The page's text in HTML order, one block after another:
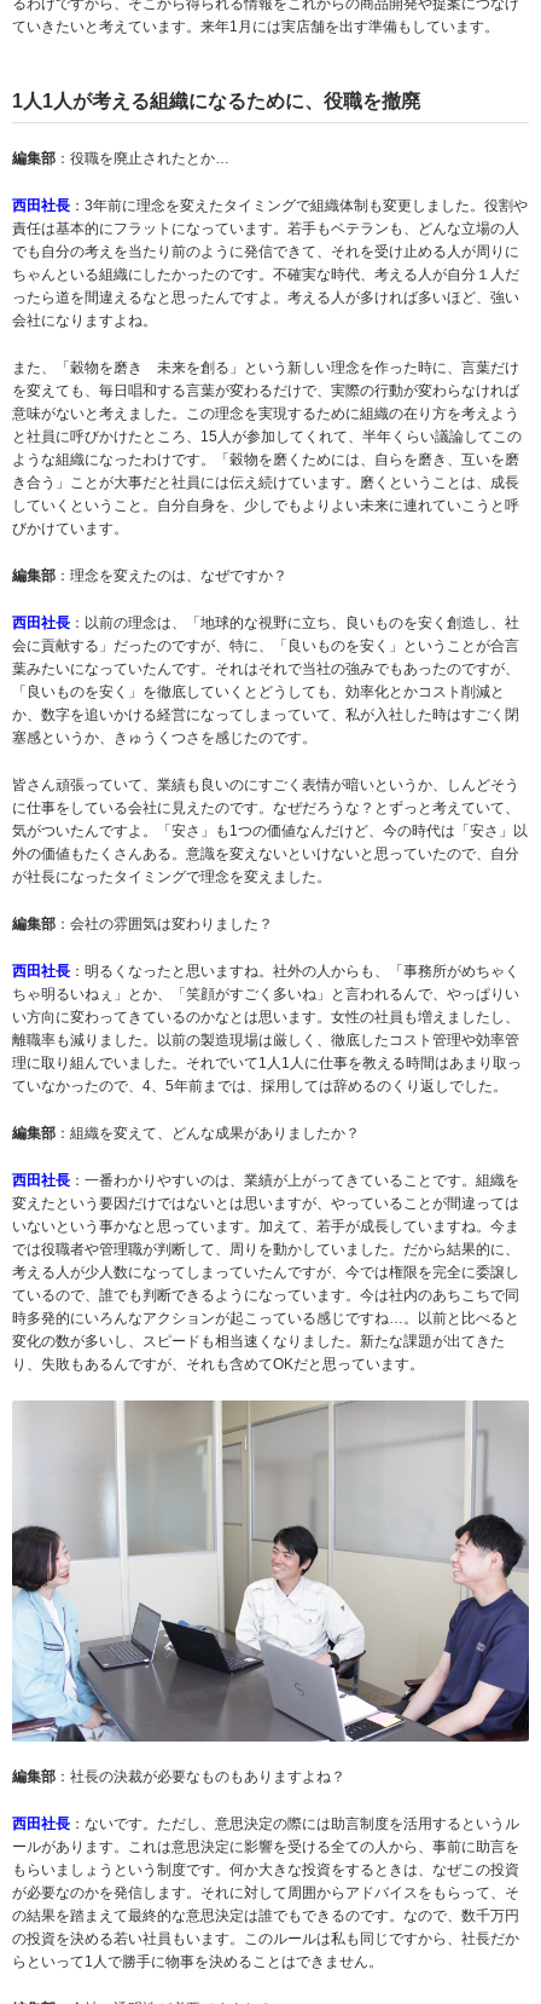
るわけですから、そこから得られる情報をこれからの商品開発や提案につなげ
ていきたいと考えています。来年1月には実店舗を出す準備もしています。
1人1人が考える組織になるために、役職を撤廃
編集部 ：役職を廃止されたとか…
西田社長 ：3年前に理念を変えたタイミングで組織体制も変更しました。役割や
責任は基本的にフラットになっています。若手もベテランも、どんな立場の人
でも自分の考えを当たり前のように発信できて、それを受け止める人が周りに
ちゃんといる組織にしたかったのです。不確実な時代、考える人が自分１人だ
ったら道を間違えるなと思ったんですよ。考える人が多ければ多いほど、強い
会社になりますよね。
また、「穀物を磨き 未来を創る」という新しい理念を作った時に、言葉だけ
を変えても、毎日唱和する言葉が変わるだけで、実際の行動が変わらなければ
意味がないと考えました。この理念を実現するために組織の在り方を考えよう
と社員に呼びかけたところ、15人が参加してくれて、半年くらい議論してこの
ような組織になったわけです。「穀物を磨くためには、自らを磨き、互いを磨
き合う」ことが大事だと社員には伝え続けています。磨くということは、成長
していくということ。自分自身を、少しでもよりよい未来に連れていこうと呼
びかけています。
編集部 ：理念を変えたのは、なぜですか？
西田社長 ：以前の理念は、「地球的な視野に立ち、良いものを安く創造し、社
会に貢献する」だったのですが、特に、「良いものを安く」ということが合言
葉みたいになっていたんです。それはそれで当社の強みでもあったのですが、
「良いものを安く」を徹底していくとどうしても、効率化とかコスト削減と
か、数字を追いかける経営になってしまっていて、私が入社した時はすごく閉
塞感というか、きゅうくつさを感じたのです。
皆さん頑張っていて、業績も良いのにすごく表情が暗いというか、しんどそう
に仕事をしている会社に見えたのです。なぜだろうな？とずっと考えていて、
気がついたんですよ。「安さ」も1つの価値なんだけど、今の時代は「安さ」以
外の価値もたくさんある。意識を変えないといけないと思っていたので、自分
が社長になったタイミングで理念を変えました。
編集部 ：会社の雰囲気は変わりました？
西田社長 ：明るくなったと思いますね。社外の人からも、「事務所がめちゃく
ちゃ明るいねぇ」とか、「笑顔がすごく多いね」と言われるんで、やっぱりい
い方向に変わってきているのかなとは思います。女性の社員も増えましたし、
離職率も減りました。以前の製造現場は厳しく、徹底したコスト管理や効率管
理に取り組んでいました。それでいて1人1人に仕事を教える時間はあまり取っ
ていなかったので、4、5年前までは、採用しては辞めるのくり返しでした。
編集部 ：組織を変えて、どんな成果がありましたか？
西田社長 ：一番わかりやすいのは、業績が上がってきていることです。組織を
変えたという要因だけではないとは思いますが、やっていることが間違っては
いないという事かなと思っています。加えて、若手が成長していますね。今ま
では役職者や管理職が判断して、周りを動かしていました。だから結果的に、
考える人が少人数になってしまっていたんですが、今では権限を完全に委譲し
ているので、誰でも判断できるようになっています。今は社内のあちこちで同
時多発的にいろんなアクションが起こっている感じですね…。以前と比べると
変化の数が多いし、スピードも相当速くなりました。新たな課題が出てきた
り、失敗もあるんですが、それも含めてOKだと思っています。
編集部 ：社長の決裁が必要なものもありますよね？
西田社長 ：ないです。ただし、意思決定の際には助言制度を活用するというル
ールがあります。これは意思決定に影響を受ける全ての人から、事前に助言を
もらいましょうという制度です。何か大きな投資をするときは、なぜこの投資
が必要なのかを発信します。それに対して周囲からアドバイスをもらって、そ
の結果を踏まえて最終的な意思決定は誰でもできるのです。なので、数千万円
の投資を決める若い社員もいます。このルールは私も同じですから、社長だか
らといって1人で勝手に物事を決めることはできません。